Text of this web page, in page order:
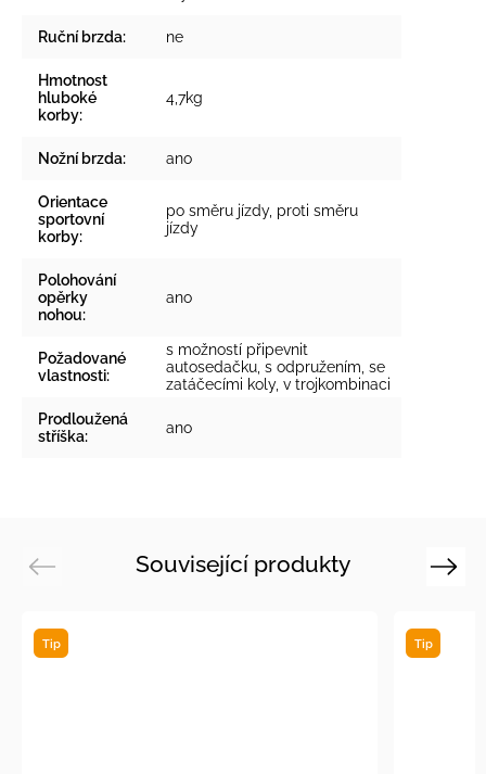
Ruční brzda: ne
Hmotnost
hluboké
korby:
4,7kg
Nožní brzda: ano
Orientace
sportovní
korby:
po směru jízdy, proti směru
jízdy
Polohování
opěrky
nohou:
ano
Požadované
vlastnosti:
s možností připevnit
autosedačku, s odpružením, se
zatáčecími koly, v trojkombinaci
Prodloužená
stříška: ano
Související produkty
Previous
Tip Tip
Next